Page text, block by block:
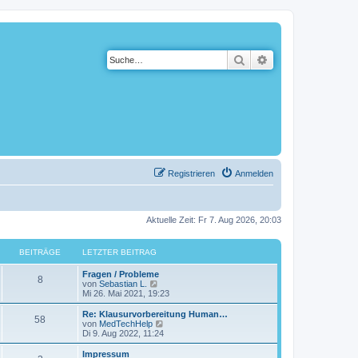
Suche
Anmelden
Registrieren
Aktuelle Zeit: Fr 7. Aug 2026, 20:03
BEITRÄGE LETZTER BEITRAG
8
Fragen / Probleme
von Sebastian L.
e
u
e
s
t
Mi 26. Mai 2021, 19:23
58
Re: Klausurvorbereitung Human…
von MedTechHelp
u
Di 9. Aug 2022, 11:24
Impressum